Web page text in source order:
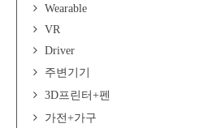
Wearable
VR
Driver
주변기기
3D프린터+펜
가전+가구